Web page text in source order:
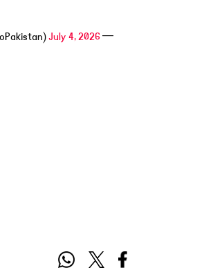
— Radio Pakistan (@RadioPakistan)
July 4, 2026